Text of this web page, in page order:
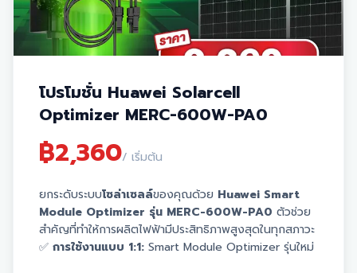
รับประกันแผงโซล่าเซลล์ยาวนานสูงสุด 30 ปี
โปรโมชั่น Huawei Solarcell
Optimizer MERC-600W-PA0
฿2,360/ เริ่มต้น
ยกระดับระบบโซล่าเซลล์ของคุณด้วย Huawei Smart
Module Optimizer รุ่น MERC-600W-PA0 ตัวช่วย
สำคัญที่ทำให้การผลิตไฟฟ้ามีประสิทธิภาพสูงสุดในทุกสภาวะ
✅ การใช้งานแบบ 1:1: Smart Module Optimizer รุ่นใหม่